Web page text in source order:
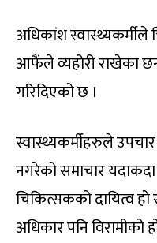
अधिकांश स्वास्थ्यकर्मीले
आफैंले व्यहोरी राखेका
गरिदिएको छ ।
स्वास्थ्यकर्मीहरुले उपचार
नगरेको समाचार यदाकदा
चिकित्सकको दायित्व हो
अधिकार पनि विरामीको